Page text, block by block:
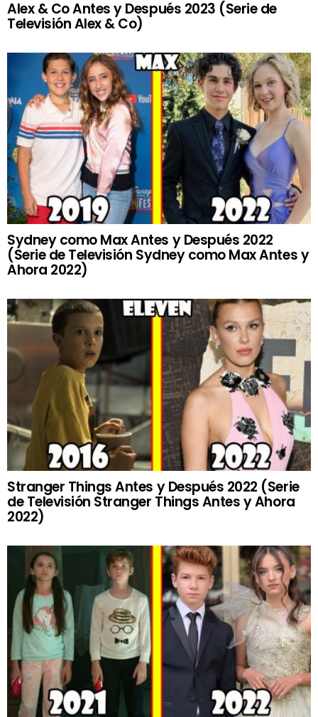
Alex & Co Antes y Después 2023 (Serie de
Televisión Alex & Co)
Sydney como Max Antes y Después 2022
(Serie de Televisión Sydney como Max Antes y
Ahora 2022)
Stranger Things Antes y Después 2022 (Serie
de Televisión Stranger Things Antes y Ahora
2022)